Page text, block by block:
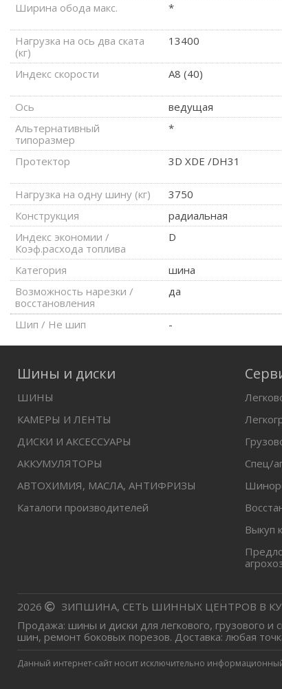
Ширина обода макс.
*
Нагрузка на ось два ската
(кг)
13400
Индекс скорости A8 (40)
Ось ведущая
Альтернативный
типоразмер
*
Протектор 3D XDE /DH31
Нагрузка на одну шину (кг) 3750
Конструкция
радиальная
Индекс экономии /
Коэф.расхода топлива
D
Категория шина
Возможность нарезки /
восстановления
да
Шип / Не шип -
Шины и диски
ШИНЫ
КАМЕРЫ И ЛЕНТЫ
ДИСКИ И АКСЕССУАРЫ
АККУМУЛЯТОРЫ
АВТОХИМИЯ, МАСЛА, АНТИФРИЗЫ
Каталоги производителей
Спец/
Выкуп
2026
ЗИПШИНА, СЕТЬ ШИННЫХ ЦЕНТРОВ В
Продажа: шины и диски для легкового, грузового и
шин, ремонт боковых порезов. Доставка: любая
Данный интернет-сайт носит исключительно